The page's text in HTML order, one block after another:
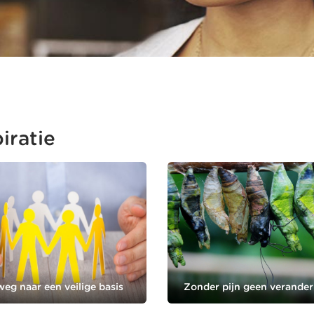
naar een veilige basis Zonder pijn geen